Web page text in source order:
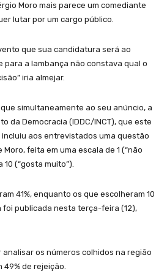
Moro mais parece um comediante
lutar por um cargo público.
que sua candidatura será ao
para a lambança não constava qual o
iria almejar.
simultaneamente ao seu anúncio, a
da Democracia (IDDC/INCT), que este
aos entrevistados uma questão
feita em uma escala de 1 (“não
(“gosta muito”).
41%, enquanto os que escolheram 10
foi publicada nesta terça-feira (12),
os números colhidos na região
49% de rejeição.